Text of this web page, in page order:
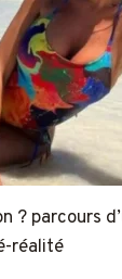
? parcours
réalité